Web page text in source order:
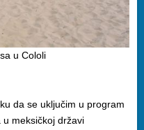
u Cololi
da se uključim u program
meksičkoj državi